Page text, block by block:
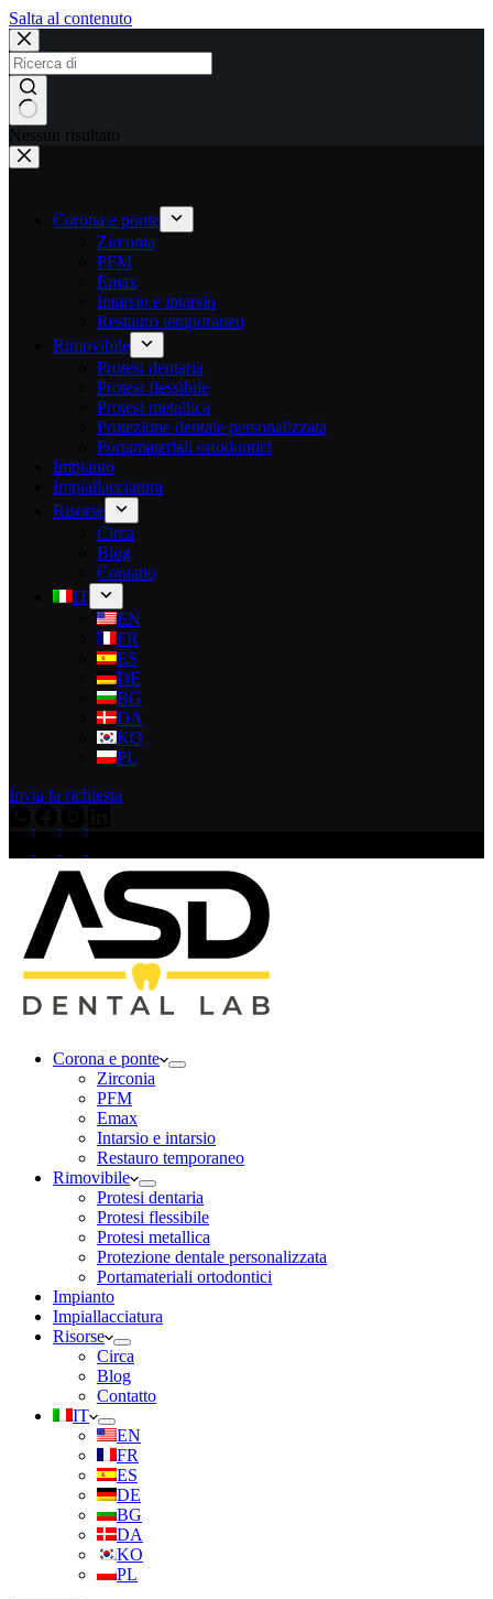
Salta al contenuto
Nessun risultato
Corona e ponte
Zirconia
PFM
Emax
Intarsio e intarsio
Restauro temporaneo
Rimovibile
Protesi dentaria
Protesi flessibile
Protesi metallica
Protezione dentale personalizzata
Portamateriali ortodontici
Impianto
Impiallacciatura
Risorse
Circa
Blog
Contatto
IT
EN
FR
ES
DE
BG
DA
KO
PL
Invia la richiesta
Corona e ponte
Zirconia
PFM
Emax
Intarsio e intarsio
Restauro temporaneo
Rimovibile
Protesi dentaria
Protesi flessibile
Protesi metallica
Protezione dentale personalizzata
Portamateriali ortodontici
Impianto
Impiallacciatura
Risorse
Circa
Blog
Contatto
IT
EN
FR
ES
DE
BG
DA
KO
PL